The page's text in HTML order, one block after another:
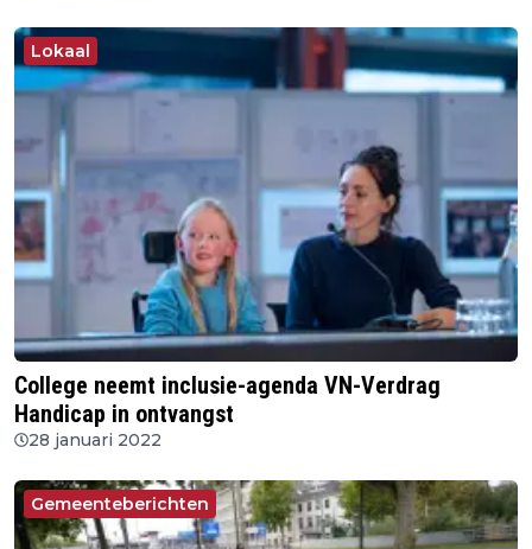
Lokaal
College neemt inclusie-agenda VN-Verdrag
Handicap in ontvangst
28 januari 2022
Gemeenteberichten